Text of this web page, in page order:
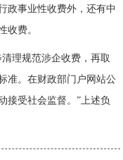
政事业性收费外，还有中
收费。
理规范涉企收费，再取
准。在财政部门户网站公
接受社会监督。”上述负